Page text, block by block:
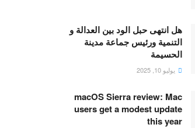
هل انتهى حبل الود بين العدالة و
التنمية ورئيس جماعة مدينة
الحسيمة
يوليو 10, 2025
macOS Sierra review: Mac
users get a modest update
this year